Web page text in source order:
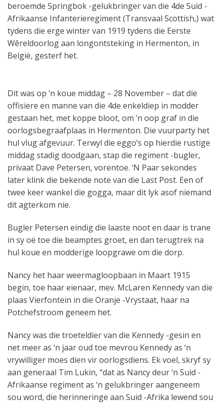
beroemde Springbok -gelukbringer van die 4de Suid -
Afrikaanse Infanterieregiment (Transvaal Scottish,) wat
tydens die erge winter van 1919 tydens die Eerste
Wêreldoorlog aan longontsteking in Hermenton, in
België, gesterf het.
Dit was op ‘n koue middag – 28 November – dat die
offisiere en manne van die 4de enkeldiep in modder
gestaan ​​het, met koppe bloot, om ‘n oop graf in die
oorlogsbegraafplaas in Hermenton. Die vuurparty het
hul vlug afgevuur. Terwyl die eggo’s op hierdie rustige
middag stadig doodgaan, stap die regiment -bugler,
privaat Dave Petersen, vorentoe. ‘N Paar sekondes
later klink die bekende note van die Last Post. Een of
twee keer wankel die gogga, maar dit lyk asof niemand
dit agterkom nie.
Bugler Petersen eindig die laaste noot en daar is trane
in sy oë toe die beamptes groet, en dan terugtrek na
hul koue en modderige loopgrawe om die dorp.
Nancy het haar weermagloopbaan in Maart 1915
begin, toe haar eienaar, mev. McLaren Kennedy van die
plaas Vierfontein in die Oranje -Vrystaat, haar na
Potchefstroom geneem het.
Nancy was die troeteldier van die Kennedy -gesin en
net meer as ‘n jaar oud toe mevrou Kennedy as ‘n
vrywilliger moes dien vir oorlogsdiens. Ek voel, skryf sy
aan generaal Tim Lukin, “dat as Nancy deur ‘n Suid -
Afrikaanse regiment as ‘n gelukbringer aangeneem
sou word, die herinneringe aan Suid -Afrika lewend sou